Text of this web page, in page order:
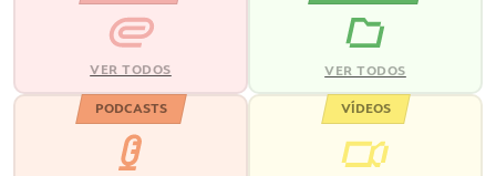
VER TODOS VER TODOS
PODCASTS VÍDEOS